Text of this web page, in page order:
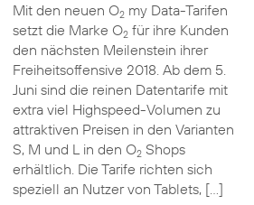
Mit den neuen O2my Data-Tarifen
setzt die Marke O2für ihre Kunden
den nächsten Meilenstein ihrer
Freiheitsoffensive 2018. Ab dem 5.
Juni sind die reinen Datentarife mit
extra viel Highspeed-Volumen zu
attraktiven Preisen in den Varianten
S, M und L in den O2Shops
erhältlich. Die Tarife richten sich
speziell an Nutzer von Tablets, […]